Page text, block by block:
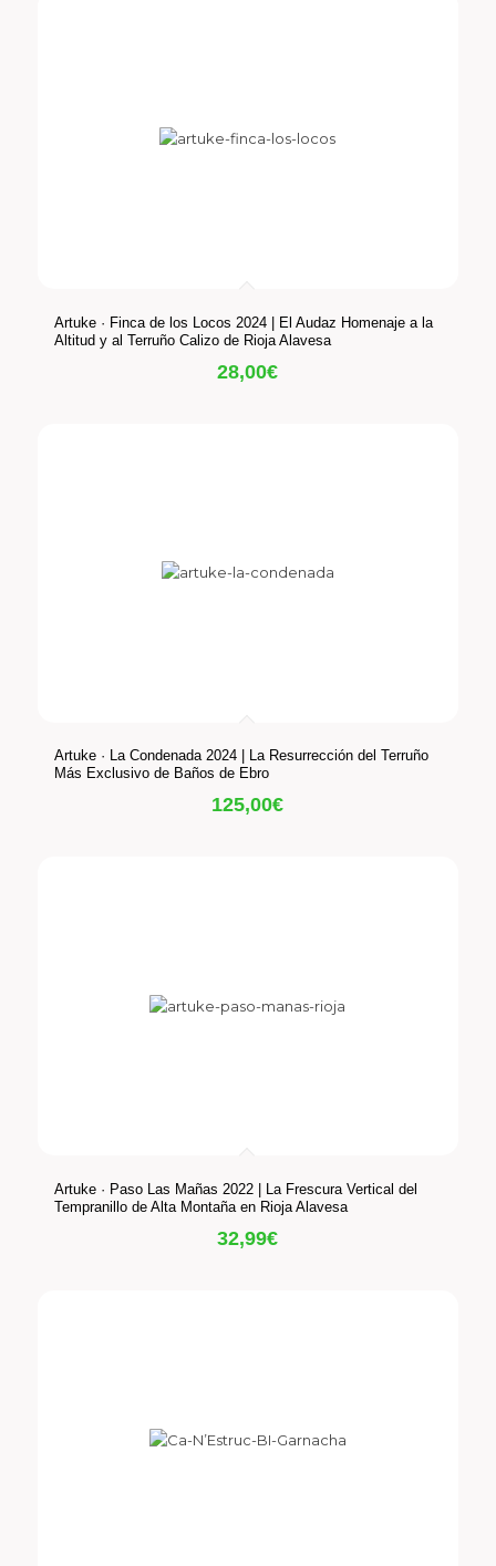
Artuke · Finca de los Locos 2024 | El Audaz Homenaje a la
Altitud y al Terruño Calizo de Rioja Alavesa
28,00€
Artuke · La Condenada 2024 | La Resurrección del Terruño
Más Exclusivo de Baños de Ebro
125,00€
Artuke · Paso Las Mañas 2022 | La Frescura Vertical del
Tempranillo de Alta Montaña en Rioja Alavesa
32,99€